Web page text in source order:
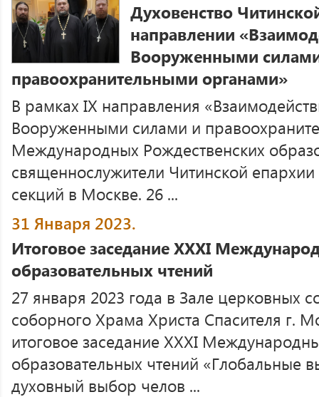
Духовенство
направлении
Вооруженными
правоохранительными органами»
В рамках IX направления
Вооруженными силами и
Международных Рождественских
священнослужители Читинской
секций в Москве. 26 ...
31 Января 2023.
Итоговое заседание XXХI
образовательных чтений
27 января 2023 года в Зале церковных
соборного Храма Христа Спасителя г.
итоговое заседание XXХI
образовательных чтений «Глобальные
духовный выбор челов ...